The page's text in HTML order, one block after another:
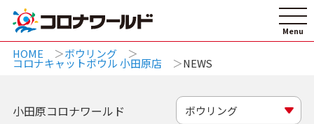
HOME ボウリング
コロナキャットボウル 小田原店 NEWS
小田原コロナワールド ボウリング